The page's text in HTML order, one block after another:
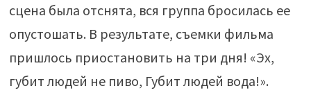
сцена была отснята, вся группа бросилась ее
опустошать. В результате, съемки фильма
пришлось приостановить на три дня! «Эх,
губит людей не пиво, Губит людей вода!».